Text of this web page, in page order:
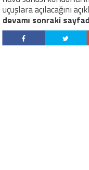
uçuşlara açılacağını
devamı sonraki